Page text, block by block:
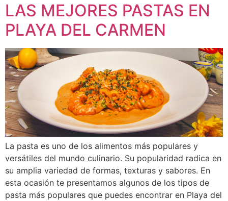
LAS MEJORES PASTAS EN
PLAYA DEL CARMEN
La pasta es uno de los alimentos más populares y
versátiles del mundo culinario. Su popularidad radica en
su amplia variedad de formas, texturas y sabores. En
esta ocasión te presentamos algunos de los tipos de
pasta más populares que puedes encontrar en Playa del